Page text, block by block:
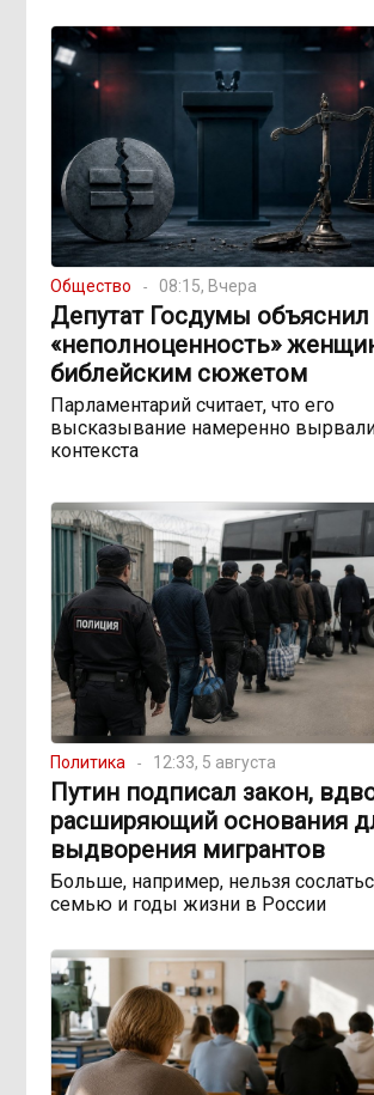
Общество 08:15, Вчера
Депутат Госдумы объяснил
«неполноценность»
библейским сюжетом
Парламентарий считает, что его
высказывание намеренно
контекста
Политика 12:33, 5 августа
Путин подписал закон,
расширяющий основания
выдворения мигрантов
Больше, например, нельзя
семью и годы жизни в России